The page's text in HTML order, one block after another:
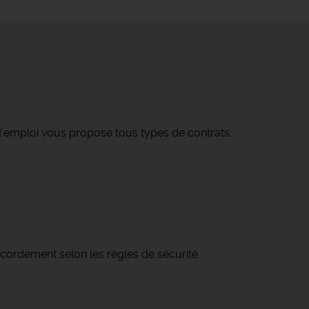
vous propose tous types de contrats.
selon les règles de sécurité.